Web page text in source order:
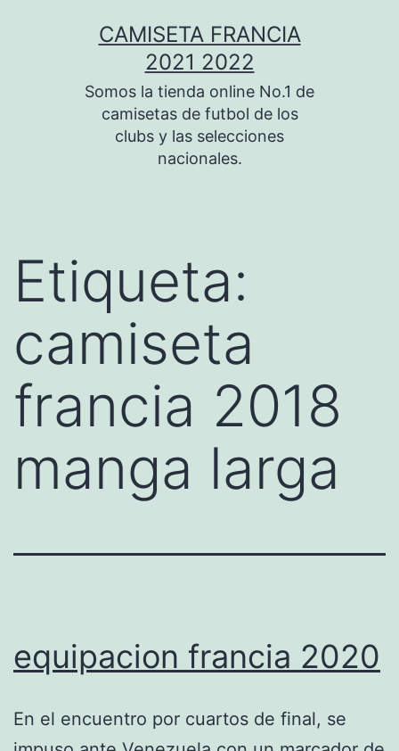
CAMISETA FRANCIA
2021 2022
Somos la tienda online No.1 de
camisetas de futbol de los
clubs y las selecciones
nacionales.
Etiqueta:
camiseta
francia 2018
manga larga
equipacion francia 2020
En el encuentro por cuartos de final, se